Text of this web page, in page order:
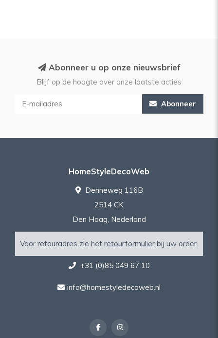
Abonneer u op onze nieuwsbrief
Blijf op de hoogte over onze laatste acties
Abonneer
HomeStyleDecoWeb
Denneweg 116B
2514 CK
Den Haag, Nederland
Voor retouradres zie het retourformulier bij uw order.
+31 (0)85 049 67 10
info@homestyledecoweb.nl